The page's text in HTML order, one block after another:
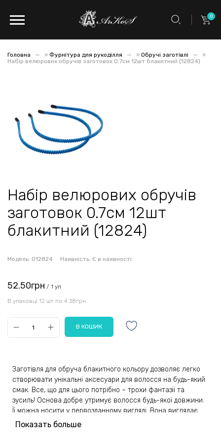
0
Головна » Фурнітура для рукоділля » Обручі заготівлі
»
Набір велюрових обручів заготовок 0.7см 12шт блакитний (12824)
Набір велюрових обручів
заготовок 0.7см 12шт
блакитний (12824)
Модель: 012824 Наявність: Є в наявності:
52.50грн / 1 уп
В упаковці 12 шт по 4.38грн
Заготівля для обруча блакитного кольору дозволяє легко
створювати унікальні аксесуари для волосся на будь-який
смак. Все, що для цього потрібно – трохи фантазії та
зусиль! Основа добре утримує волосся будь-якої довжини.
Її можна носити у первозданному вигляді. Вона виглядає
стильно та презентабельно. Декорування можливе
Показать больше